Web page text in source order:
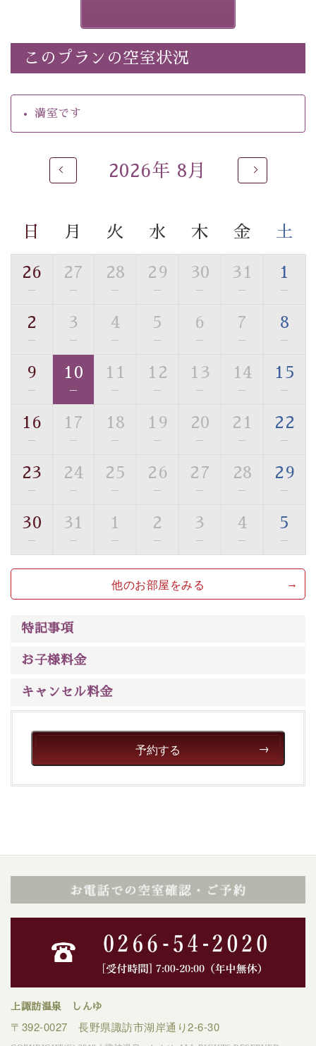
・諏訪大社4社を巡る無料参拝バス（事前予約制）
・館内着をご用意
・就寝用パジャマをご用意
・館内フリーWi-Fi
・駐車場完備
・チェックイン15時、チェックアウト10時
【お食事】
【温泉】
の効果が高い、極めて希有な源泉です。身も心も癒され
■お座敷風呂（大浴場）
温泉の成分に合わせ、防菌防カビの特殊素材の畳を使
用。 足元が柔らかく、そして滑りにくい畳のお風呂で
す。
※男性大浴場までのご移動には階段がございます。 予め
ご了承のほどお願いいたします。
■貸切温泉風呂 （40分2000円）
む貸切温泉風呂です。ゆったりといやされるプライベー
トな空間をお愉しみください。
【旅】
豊富な知識を持ったドライバー兼ガイドが諏訪大社をご
事前ご予約制ですので、ご利用ご希望の方
は【3日前まで】にお電話ください。
※交通規制などにより運行できない日がございます
※年末年始及び御柱祭前後は運行しておりません
上諏訪温泉“しんゆ”なら諏訪大社など歴史ある諏訪の街
清らかな源泉、自然の恵みあるお食事、諏訪湖に包まれ
るお部屋、 大人のたしなみを感じていただける、美しく
癒される宿で贅沢に幸せのときを安心してお過ごしくだ
さい。
このプランの空室状況
満室です
2026年 8月
日 月 火 水 木 金 土
26
—
27
—
28
—
29
—
30
—
31
—
1
—
2
—
3
—
4
—
5
—
6
—
7
—
8
—
9
—
10
—
11
—
12
—
13
—
14
—
15
—
16
—
17
—
18
—
19
—
20
—
21
—
22
—
23
—
24
—
25
—
26
—
27
—
28
—
29
—
30
—
31
—
1
—
2
—
3
—
4
—
5
—
他のお部屋をみる
特記事項
お子様料金
キャンセル料金
予約する
上諏訪温泉 しんゆ
〒392-0027 長野県諏訪市湖岸通り2-6-30